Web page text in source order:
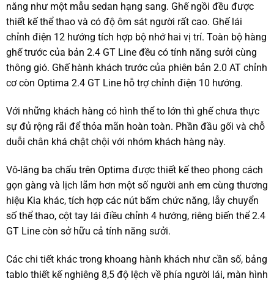
năng như một mẫu sedan hạng sang. Ghế ngồi đều được
thiết kế thể thao và có độ ôm sát người rất cao. Ghế lái
chỉnh điện 12 hướng tích hợp bộ nhớ hai vị trí. Toàn bộ hàng
ghế trước của bản 2.4 GT Line đều có tính năng sưởi cùng
thông gió. Ghế hành khách trước của phiên bản 2.0 AT chỉnh
cơ còn Optima 2.4 GT Line hỗ trợ chỉnh điện 10 hướng.
Với những khách hàng có hình thể to lớn thì ghế chưa thực
sự đủ rộng rãi để thỏa mãn hoàn toàn. Phần đầu gối và chỗ
duỗi chân khá chật chội với nhóm khách hàng này.
Vô-lăng ba chấu trên Optima được thiết kế theo phong cách
gọn gàng và lịch lãm hơn một số người anh em cùng thương
hiệu Kia khác, tích hợp các nút bấm chức năng, lẫy chuyển
số thể thao, cột tay lái điều chỉnh 4 hướng, riêng biến thể 2.4
GT Line còn sở hữu cả tính năng sưởi.
Các chi tiết khác trong khoang hành khách như cần số, bảng
tablo thiết kế nghiêng 8,5 độ lệch về phía người lái, màn hình